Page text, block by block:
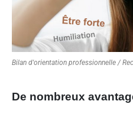
Bilan d'orientation professionnelle /
De nombreux